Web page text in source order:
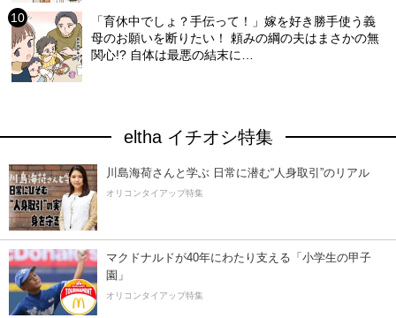
「育休中でしょ？手伝って！」嫁を好き勝手使う義
母のお願いを断りたい！ 頼みの綱の夫はまさかの無
関心!? 自体は最悪の結末に…
eltha イチオシ特集
川島海荷さんと学ぶ 日常に潜む“人身取引”のリアル
オリコンタイアップ特集
マクドナルドが40年にわたり支える「小学生の甲子
園」
オリコンタイアップ特集